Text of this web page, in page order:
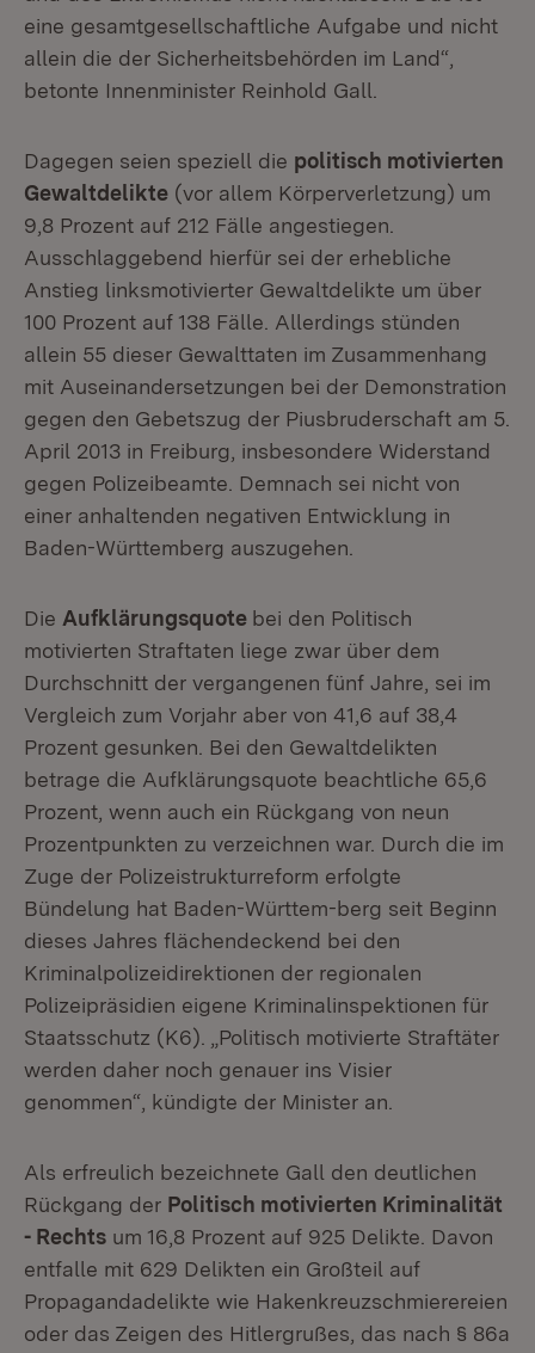
eine gesamtgesellschaftliche Aufgabe und nicht
allein die der Sicherheitsbehörden im Land“,
betonte Innenminister Reinhold Gall.
Dagegen seien speziell die politisch motivierten
Gewaltdelikte (vor allem Körperverletzung) um
9,8 Prozent auf 212 Fälle angestiegen.
Ausschlaggebend hierfür sei der erhebliche
Anstieg linksmotivierter Gewaltdelikte um über
100 Prozent auf 138 Fälle. Allerdings stünden
allein 55 dieser Gewalttaten im Zusammenhang
mit Auseinandersetzungen bei der Demonstration
gegen den Gebetszug der Piusbruderschaft am 5.
April 2013 in Freiburg, insbesondere Widerstand
gegen Polizeibeamte. Demnach sei nicht von
einer anhaltenden negativen Entwicklung in
Baden-Württemberg auszugehen.
Die Aufklärungsquote bei den Politisch
motivierten Straftaten liege zwar über dem
Durchschnitt der vergangenen fünf Jahre, sei im
Vergleich zum Vorjahr aber von 41,6 auf 38,4
Prozent gesunken. Bei den Gewaltdelikten
betrage die Aufklärungsquote beachtliche 65,6
Prozent, wenn auch ein Rückgang von neun
Prozentpunkten zu verzeichnen war. Durch die im
Zuge der Polizeistrukturreform erfolgte
Bündelung hat Baden-Württem-berg seit Beginn
dieses Jahres flächendeckend bei den
Kriminalpolizeidirektionen der regionalen
Polizeipräsidien eigene Kriminalinspektionen für
Staatsschutz (K6). „Politisch motivierte Straftäter
werden daher noch genauer ins Visier
genommen“, kündigte der Minister an.
Als erfreulich bezeichnete Gall den deutlichen
Rückgang der Politisch motivierten Kriminalität
- Rechts um 16,8 Prozent auf 925 Delikte. Davon
entfalle mit 629 Delikten ein Großteil auf
Propagandadelikte wie Hakenkreuzschmierereien
oder das Zeigen des Hitlergrußes, das nach § 86a